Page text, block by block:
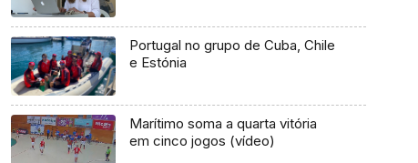
Portugal no grupo de Cuba, Chile
e Estónia
Marítimo soma a quarta vitória
em cinco jogos (vídeo)